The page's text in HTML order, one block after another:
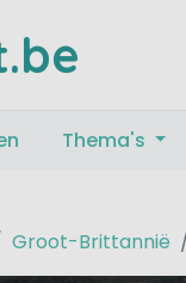
Thema's
Groot-Brittannië